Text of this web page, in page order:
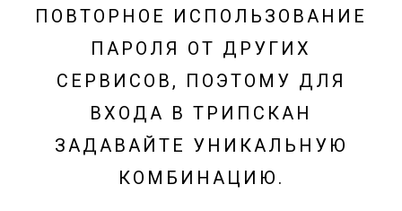
ПОВТОРНОЕ ИСПОЛЬЗОВАНИЕ
ПАРОЛЯ ОТ ДРУГИХ
СЕРВИСОВ, ПОЭТОМУ ДЛЯ
ВХОДА В ТРИПСКАН
ЗАДАВАЙТЕ УНИКАЛЬНУЮ
КОМБИНАЦИЮ.